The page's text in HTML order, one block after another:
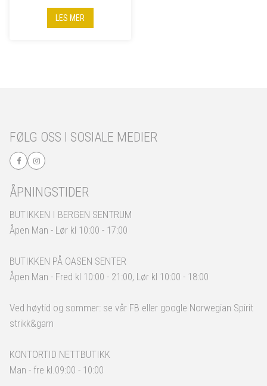
LES MER
FØLG OSS I SOSIALE MEDIER
ÅPNINGSTIDER
BUTIKKEN I BERGEN SENTRUM
Åpen Man - Lør kl 10:00 - 17:00
BUTIKKEN PÅ OASEN SENTER
Åpen Man - Fred kl 10:00 - 21:00, Lør kl 10:00 - 18:00
Ved høytid og sommer: se vår FB eller google Norwegian Spirit
strikk&garn
KONTORTID NETTBUTIKK
Man - fre kl.09:00 - 10:00